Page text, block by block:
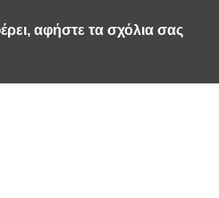
αφήστε τα σχόλια σας